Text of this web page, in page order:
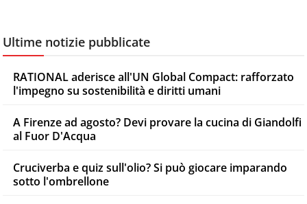
Ultime notizie pubblicate
RATIONAL aderisce all'UN Global Compact: rafforzato
l'impegno su sostenibilità e diritti umani
A Firenze ad agosto? Devi provare la cucina di Giandolfi
al Fuor D'Acqua
Cruciverba e quiz sull'olio? Si può giocare imparando
sotto l'ombrellone